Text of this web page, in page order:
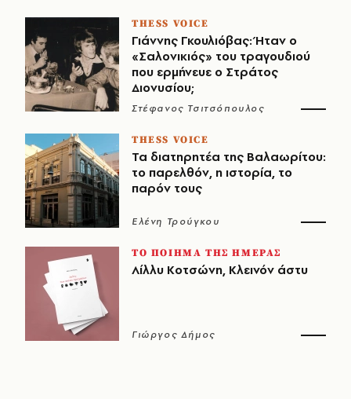
THESS VOICE
Γιάννης Γκουλιόβας: Ήταν ο
«Σαλονικιός» του τραγουδιού
που ερμήνευε ο Στράτος
Διονυσίου;
Στέφανος Τσιτσόπουλος
THESS VOICE
Τα διατηρητέα της Βαλαωρίτου:
το παρελθόν, η ιστορία, το
παρόν τους
Ελένη Τρούγκου
ΤΟ ΠΟΙΗΜΑ ΤΗΣ ΗΜΕΡΑΣ
Λίλλυ Κοτσώνη, Κλεινόν άστυ
Γιώργος Δήμος